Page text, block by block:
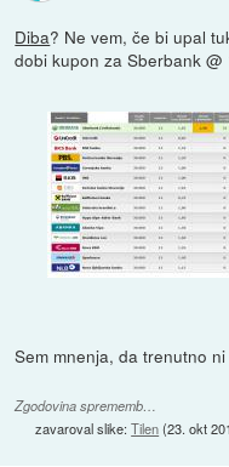
Diba? Ne vem, če bi upal
dobi kupon za Sberbank @
Sem mnenja, da trenutno
Zgodovina sprememb…
zavaroval slike:Tilen(23. okt